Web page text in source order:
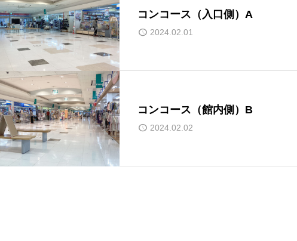
コンコース（入口側）A
2024.02.01
コンコース（館内側）B
2024.02.02